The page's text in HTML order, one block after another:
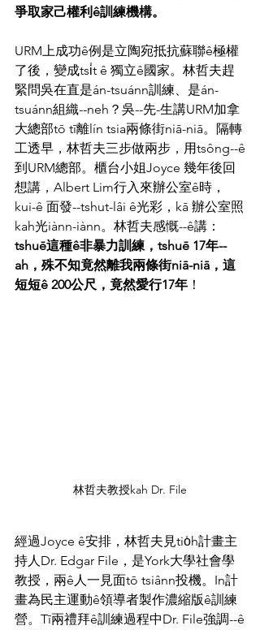
爭取家己權利ê訓練機構。
URM上成功ê例是立陶宛抵抗蘇聯ê極權
了後，變成tsi̍t ê 獨立ê國家。林哲夫趕
緊問吳在直是án-tsuánn訓練、是án-
tsuánn組織--neh？吳--先-生講URM加拿
大總部tō tī離lín tsia兩條街niā-niā。隔轉
工透早，林哲夫三步做兩步，用tsông--ê
到URM總部。櫃台小姐Joyce 幾年後回
想講，Albert Lim行入來辦公室ê時，
kui-ê 面發--tshut-lâi ê光彩，kā 辦公室照
kah光iànn-iànn。林哲夫感慨--ê講：
tshuē這種ê非暴力訓練，tshuē 17年--
ah，殊不知竟然離我兩條街niā-niā，這
短短ê 200公尺，竟然愛行17年 ！
林哲夫教授kah Dr. File
經過Joyce ê安排，林哲夫見tio̍h計畫主
持人Dr. Edgar File，是York大學社會學
教授，兩ê人一見面tō tsiânn投機。In計
畫為民主運動ê領導者製作濃縮版ê訓練
營。Tī兩禮拜ê訓練過程中Dr. File強調--ê